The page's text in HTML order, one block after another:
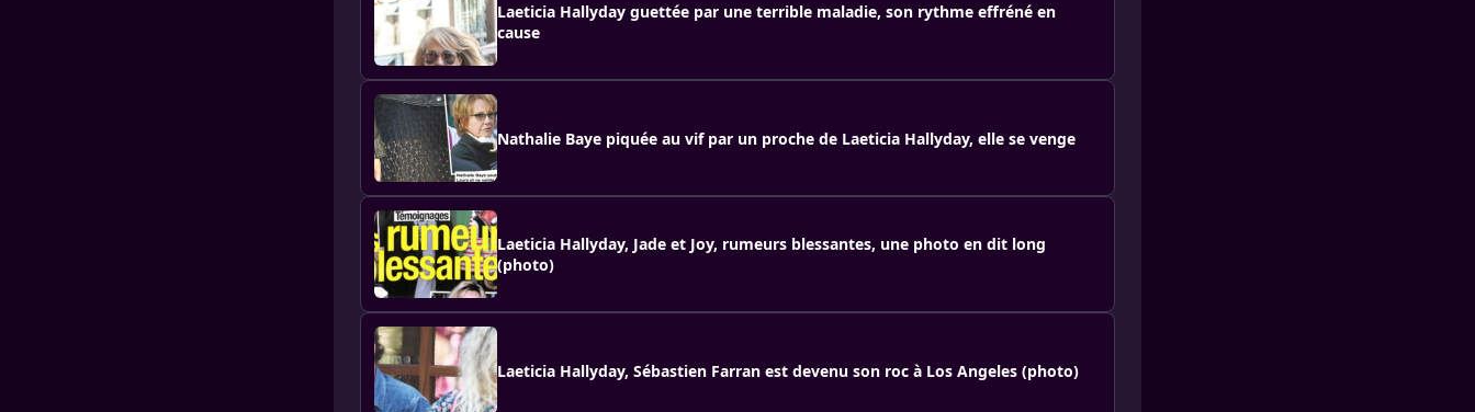
Laeticia Hallyday guettée par une terrible maladie, son rythme effréné en
cause
Nathalie Baye piquée au vif par un proche de Laeticia Hallyday, elle se venge
Laeticia Hallyday, Jade et Joy, rumeurs blessantes, une photo en dit long
(photo)
Laeticia Hallyday, Sébastien Farran est devenu son roc à Los Angeles (photo)